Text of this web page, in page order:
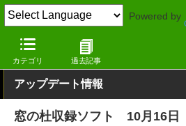
Powered by
カテゴリ 過去記事
窓の杜 その他の話題
アップデート情報
窓の杜収録ソフト 10月16日